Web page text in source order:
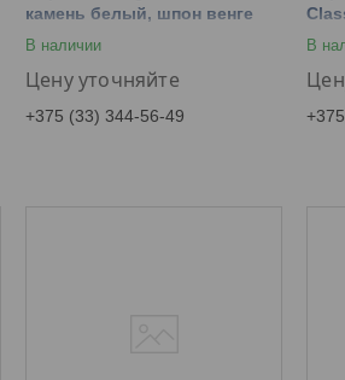
камень белый, шпон венге
В наличии
Цену уточняйте
+375 (33) 344-56-49
В